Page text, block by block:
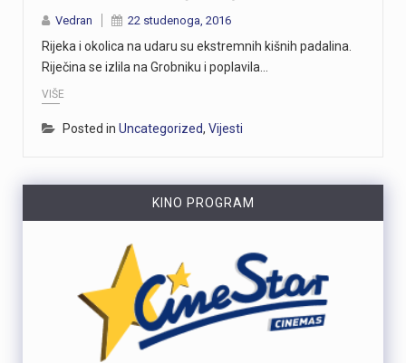
Vedran 22 studenoga, 2016
Rijeka i okolica na udaru su ekstremnih kišnih padalina.
Riječina se izlila na Grobniku i poplavila…
VIŠE
Posted in Uncategorized, Vijesti
KINO PROGRAM